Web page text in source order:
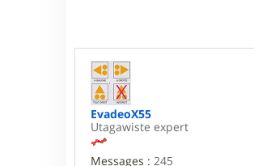
EvadeoX55
Utagawiste expert
Messages : 245